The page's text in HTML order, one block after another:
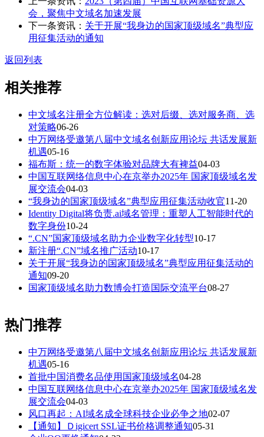
会，聚焦中文域名加速发展
下一条资讯： 关于开展“我身边的国家顶级域名”典型应
用征集活动的通知
返回列表
相关推荐
中文域名注册全方位解读：选对后缀、选对服务商、选
对策略06-26
中万网络受邀第八届中文域名创新应用论坛 共话发展新
机遇05-16
福布斯：统一的数字体验对品牌大有裨益04-03
中国互联网络信息中心在京举办2025年 国家顶级域名发
展交流会04-03
“我身边的国家顶级域名”典型应用征集活动收官11-20
Identity Digital将负责.ai域名管理：重塑人工智能时代的
数字身份10-24
“.CN”国家顶级域名助力企业数字化转型10-17
新注册“.CN”域名推广活动10-17
关于开展“我身边的国家顶级域名”典型应用征集活动的
通知09-20
国家顶级域名助力数博会打造国际交流平台08-27
热门推荐
中万网络受邀第八届中文域名创新应用论坛 共话发展新
机遇05-16
首批中国消费名品使用国家顶级域名04-28
中国互联网络信息中心在京举办2025年 国家顶级域名发
展交流会04-03
风口再起：AI域名成全球科技企业必争之地02-07
【通知】Ｄigicert SSL证书价格调整通知05-31